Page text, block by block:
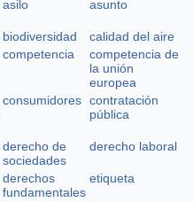
asilo asunto
biodiversidad
calidad del aire
competencia
competencia de
la unión
europea
consumidores contratación
pública
derecho de
sociedades
derecho laboral
derechos
fundamentales
etiqueta